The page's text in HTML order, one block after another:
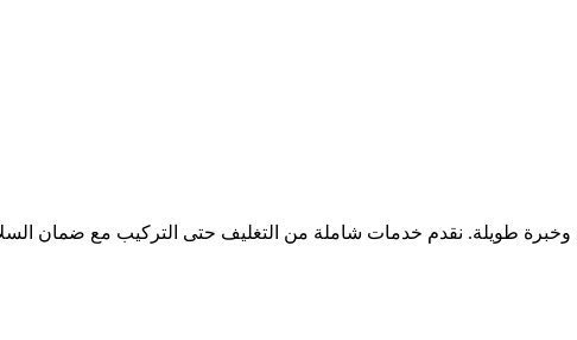
طويلة. نقدم خدمات شاملة من التغليف حتى التركيب مع ضمان